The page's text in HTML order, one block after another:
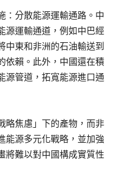
：分散能源運輸通路。中
源運輸通道，例如中巴經
中東和非洲的石油輸送到
依賴。此外，中國還在積
源管道，拓寬能源進口通
略焦慮」下的產物，而非
能源多元化戰略，並加強
將難以對中國構成實質性